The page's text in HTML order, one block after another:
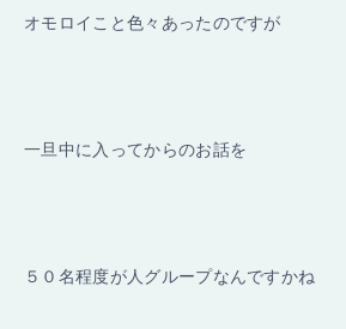
オモロイこと色々あったのですが
一旦中に入ってからのお話を
５０名程度が人グループなんですかね